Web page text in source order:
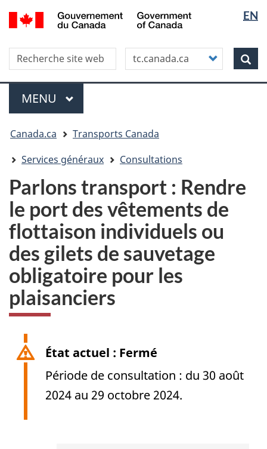
Aller
au
principal
Skip
to
this
site"
Passer
à
version
HTML
simplifiée
la
langue
EN
Canada
Search this site
Customize
your
search
Menu
MENU PRINCIPAL
êtes
ici
Canada.ca
Transports Canada
Services généraux
Consultations
Parlons transport : Rendre
le port des vêtements de
flottaison individuels ou
des gilets de sauvetage
obligatoire pour les
plaisanciers
État actuel : Fermé
Période de consultation : du 30 août
2024 au 29 octobre 2024.